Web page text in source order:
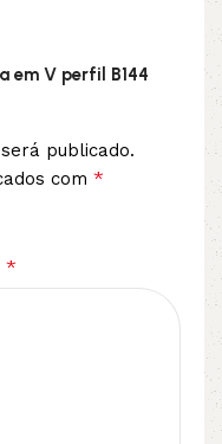
em V perfil B144
publicado.
com *
*